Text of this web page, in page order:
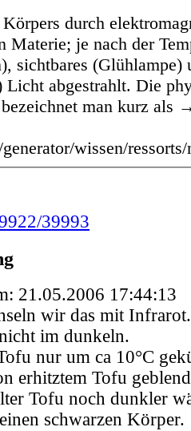
Körpers durch
je nach der
sichtbares (Glühlampe)
Licht abgestrahlt. Die
man kurz als
wissen/
39993
21.05.2006 17:44:13
wir das mit Infrarot.
im dunkeln.
nur um ca 10°C
erhitztem Tofu
Tofu noch dunkler
schwarzen Körper.